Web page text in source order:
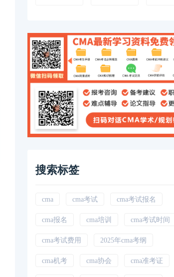
搜索标签
cma cma考试 cma考试报名
cma报名 cma培训 cma考试时间
cma考试费用 2025年cma考纲
cma机考 cma协会 cma准考证